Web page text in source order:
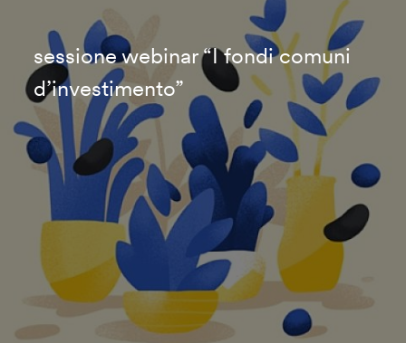
sessione webinar “I fondi comuni
d’investimento”